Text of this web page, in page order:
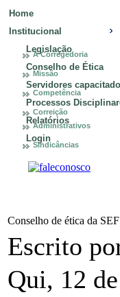
Home
Institucional
A Corregedoria
Missão
Competência
Correição
Legislação
Conselho de Ética
Servidores
Processos
Administrativos
Sindicâncias
Relatórios
Login
Conselho de ética da
Escrito
Qui, 12